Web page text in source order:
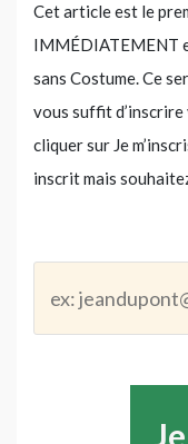
Cet article est le
IMMÉDIATEMENT
sans Costume. Ce
vous suffit
cliquer sur Je
inscrit mais